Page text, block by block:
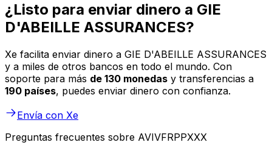
¿Listo para enviar dinero a GIE
D'ABEILLE ASSURANCES?
Xe facilita enviar dinero a GIE D'ABEILLE ASSURANCES
y a miles de otros bancos en todo el mundo. Con
soporte para más de 130 monedas y transferencias a
190 países, puedes enviar dinero con confianza.
Envía con Xe
Preguntas frecuentes sobre AVIVFRPPXXX